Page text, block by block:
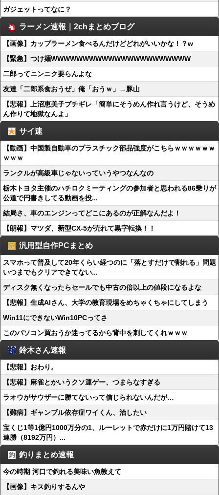
ガジェットってなに？
ラーメン速報｜2chまとめブログ
【画像】カップラーメン食べるんだけどどれがいいかな！？w
【緊急】つけ麺WWWWWWWWWWWWWWWWWWWWWW
二郎ってニンニク要らんよな
友達「二郎系食おうぜ」俺「おうｗ」→豚山
【悲報】上沼恵美子ブチギレ「簡単にそうめん作れ言うけど、そうめ
ん作りて地獄なんよ」
サイ速
【動画】中国製自動車のプラスチック部品強度がこちらｗｗｗｗｗｗ
ｗｗｗ
ランクルが高級車じゃないっていうやつなんなの
栃木トヨタ主催のハチロクミーティングの参加者と思われる86乗りが
公道で円書きしてる動画を投...
結局さ、車のエンジンってどこにあるのが正解なんだよ！
【朗報】マツダ、新型CX-5が売れて黒字転換！！
汎用型自作PCまとめ
スマホって普及して20年くらい経つのに「落とすだけで割れる」問題
いつまでもクリアできてない...
ディスク無くなったらセールでも中古の倍以上の値段になるよな
【悲報】生成AIさん、大学の教育現場をめちゃくちゃにしてしまう
Win11にできないWin10PCってさ
このパソコン買おうか迷ってるから背中を刺してくれｗｗｗ
鈴木さん速報
【悲報】おわり。
【悲報】麻雀とかいうクソ運ゲー、つまらなすぎる
ラオウがサウザーに勝てないって信じられないんだが…
【難病】ギャンブル依存症ワイくん、治したい
宝くじ1等1億円1000万分の1、ルーレットで赤だけに1万円賭けて13
連勝（8192万円）...
釣りまとめ速報
今の時期 河口で釣れる美味い魚教えて
【画像】キス釣りするんや